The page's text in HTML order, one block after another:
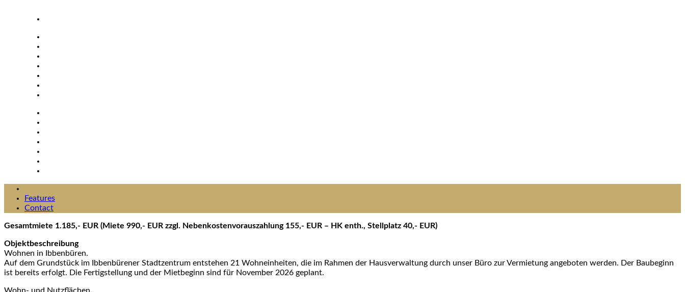
Features
Contact
Gesamtmiete 1.185,- EUR (Miete 990,- EUR zzgl. Nebenkostenvorauszahlung 155,- EUR – HK enth., Stellplatz 40,- EUR)
Objektbeschreibung
Wohnen in Ibbenbüren.
Auf dem Grundstück im Ibbenbürener Stadtzentrum entstehen 21 Wohneinheiten, die im Rahmen der Hausverwaltung durch unser Büro zur Vermietung angeboten werden. Der Baubeginn
ist bereits erfolgt. Die Fertigstellung und der Mietbeginn sind für November 2026 geplant.
Wohn- und Nutzflächen.